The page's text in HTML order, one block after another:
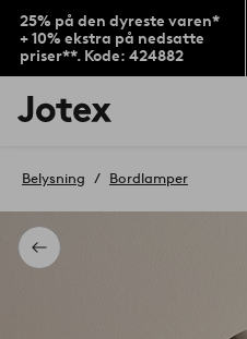
25% på den dyreste varen*
+ 10% ekstra på nedsatte
priser**. Kode: 424882
Jotex’
logo
til
Tilbake
Belysning Bordlamper